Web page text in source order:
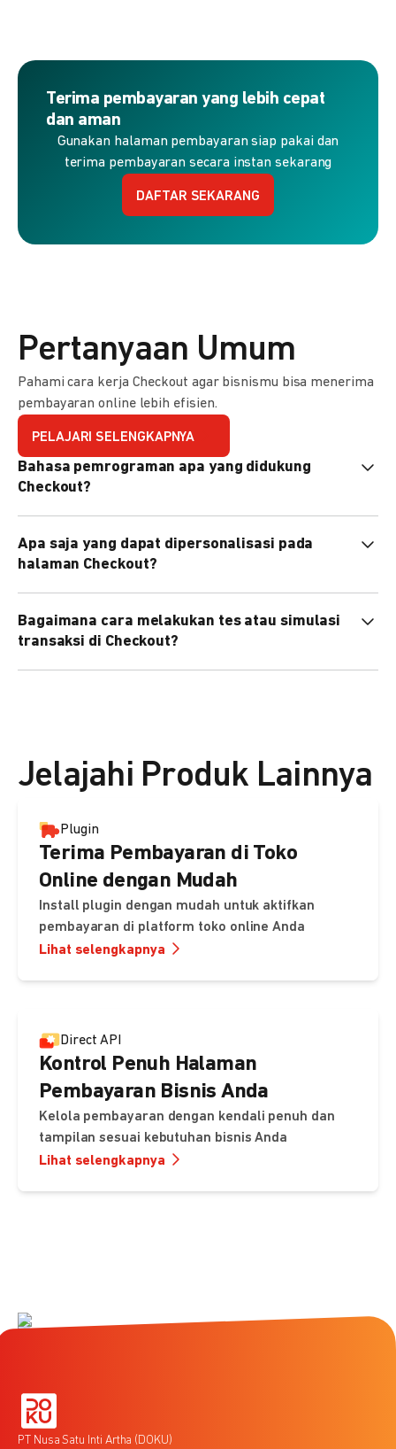
Terima pembayaran yang lebih cepat
dan aman
Gunakan halaman pembayaran siap pakai dan
terima pembayaran secara instan sekarang
DAFTAR SEKARANG
Pertanyaan Umum
Pahami cara kerja Checkout agar bisnismu bisa menerima
pembayaran online lebih efisien.
PELAJARI SELENGKAPNYA
Bahasa pemrograman apa yang didukung
Checkout?
PHP, Node.js, Go, dll).
Apa saja yang dapat dipersonalisasi pada
halaman Checkout?
preferensi bahasa, dan urutan metode pembayaran sesuai
kebutuhan brand Anda.
Bagaimana cara melakukan tes atau simulasi
transaksi di Checkout?
Jelajahi Produk Lainnya
Plugin
Terima Pembayaran di Toko
Online dengan Mudah
Install plugin dengan mudah untuk aktifkan
pembayaran di platform toko online Anda
Lihat selengkapnya
Direct API
Kontrol Penuh Halaman
Pembayaran Bisnis Anda
Kelola pembayaran dengan kendali penuh dan
tampilan sesuai kebutuhan bisnis Anda
Lihat selengkapnya
PT Nusa Satu Inti Artha (DOKU)